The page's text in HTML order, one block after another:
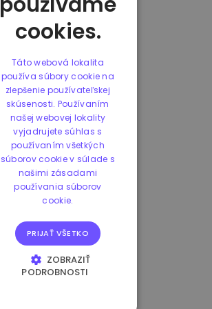
cookies.
Táto webová lokalita
používa súbory cookie na
zlepšenie používateľskej
skúsenosti. Používaním
našej webovej lokality
vyjadrujete súhlas s
používaním všetkých
súborov cookie v súlade s
našimi zásadami
používania súborov
cookie.
PRIJAŤ VŠETKO
ZOBRAZIŤ
PODROBNOSTI